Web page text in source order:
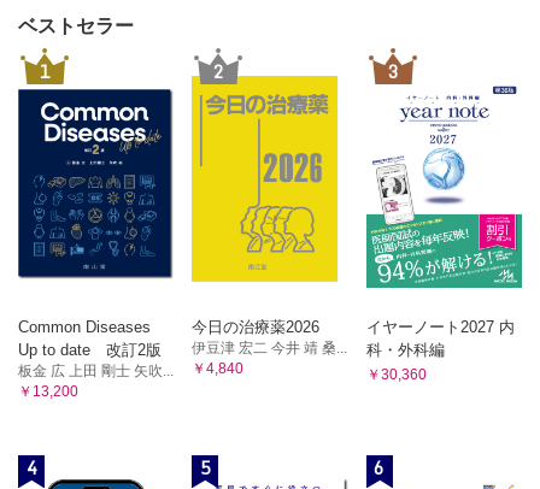
第29章 Construction of an Informative Pathology Report
第30章 Limitations of the Method
診断法の限界
第31章 Advantages and Disadvantages of Clinical
History
臨床情報・病歴の功罪
第32章 The Issues of Alleged Negligence and of
Behavior in Matters Medical-Legal
医事裁判における医療過誤告訴と言動の問題
個別性、想像力、そして独自性
第34章 Skepticism, Reflection, Resistance,
Responsibility and Tenacity
（自分のことにではなく）課題に真剣に取り組む
ベストセラー
1
Common Diseases
Up to date 改訂2版
板金 広 上田 剛士 矢吹...
￥13,200
2
今日の治療薬2026
伊豆津 宏二 今井 靖 桑...
￥4,840
3
イヤーノート2027 内
科・外科編
￥30,360
4 5 6